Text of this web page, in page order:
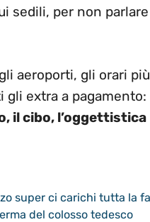
sedili, per non
aeroporti, gli orari
gli extra a pagamento:
il cibo, l’oggettistica
super ci carichi tutta la
del colosso tedesco